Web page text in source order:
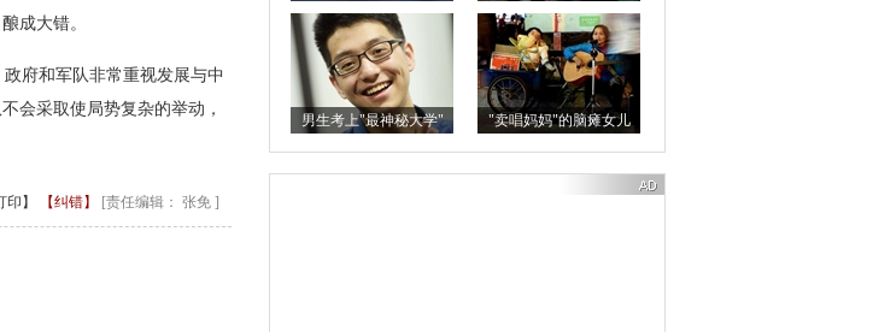
成大错。
府和军队非常重视发展与中
会采取使局势复杂的举动，
印】 【纠错】 [责任编辑： 张免 ]